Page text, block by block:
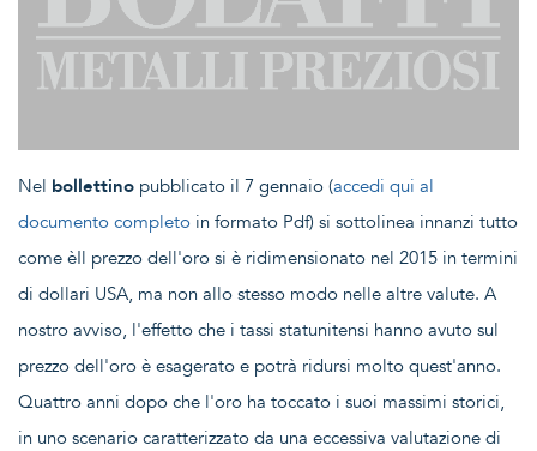
Nel bollettino pubblicato il 7 gennaio (accedi qui al
documento completo in formato Pdf) si sottolinea innanzi tutto
come èIl prezzo dell'oro si è ridimensionato nel 2015 in termini
di dollari USA, ma non allo stesso modo nelle altre valute. A
nostro avviso, l'effetto che i tassi statunitensi hanno avuto sul
prezzo dell'oro è esagerato e potrà ridursi molto quest'anno.
Quattro anni dopo che l'oro ha toccato i suoi massimi storici,
in uno scenario caratterizzato da una eccessiva valutazione di